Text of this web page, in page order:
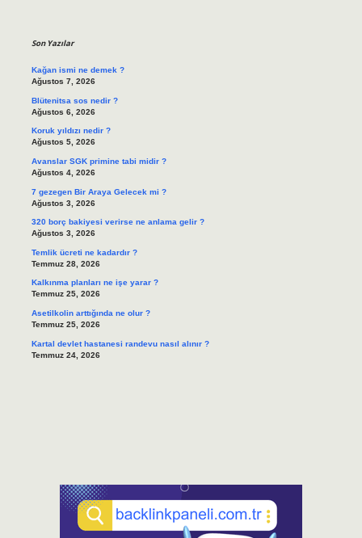
Son Yazılar
Kağan ismi ne demek ?
Ağustos 7, 2026
Blütenitsa sos nedir ?
Ağustos 6, 2026
Koruk yıldızı nedir ?
Ağustos 5, 2026
Avanslar SGK primine tabi midir ?
Ağustos 4, 2026
7 gezegen Bir Araya Gelecek mi ?
Ağustos 3, 2026
320 borç bakiyesi verirse ne anlama gelir ?
Ağustos 3, 2026
Temlik ücreti ne kadardır ?
Temmuz 28, 2026
Kalkınma planları ne işe yarar ?
Temmuz 25, 2026
Asetilkolin arttığında ne olur ?
Temmuz 25, 2026
Kartal devlet hastanesi randevu nasıl alınır ?
Temmuz 24, 2026